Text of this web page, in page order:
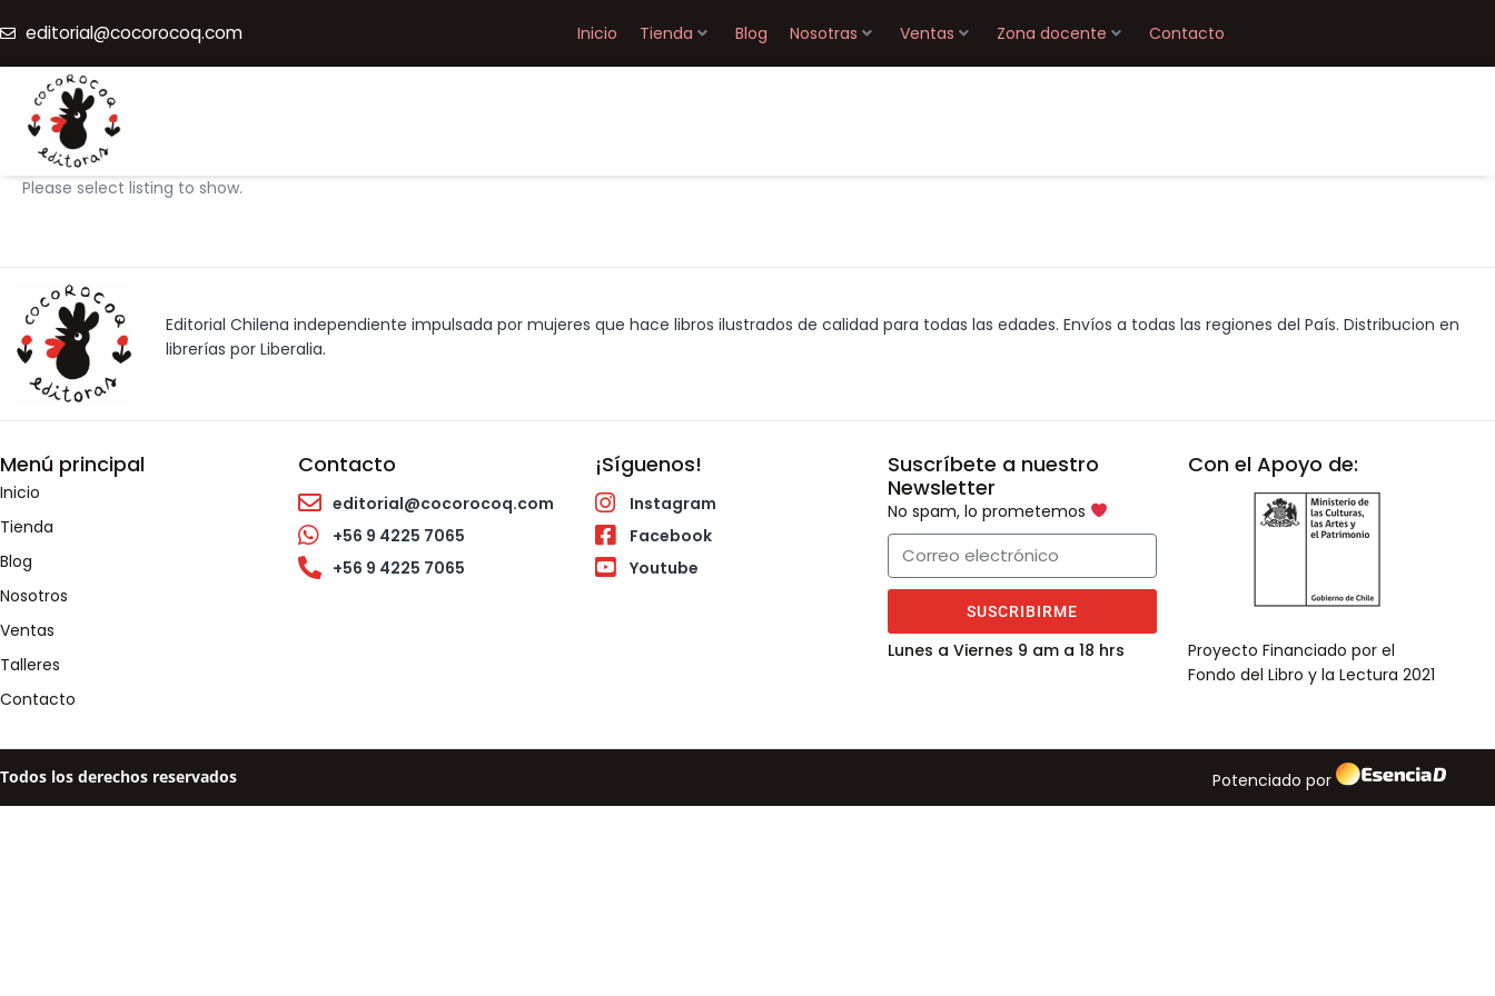
editorial@cocorocoq.com Inicio Tienda Blog Nosotras Ventas Zona docente Contacto
Please select listing to show.
Editorial Chilena independiente impulsada por mujeres que hace libros ilustrados de calidad para todas las edades. Envíos a todas las regiones del País. Distribucion en
librerías por Liberalia.
Menú principal
Inicio
Tienda
Blog
Nosotros
Ventas
Talleres
Contacto
Contacto
editorial@cocorocoq.com
+56 9 4225 7065
+56 9 4225 7065
¡Síguenos!
Instagram
Facebook
Youtube
Suscríbete a nuestro
Newsletter
No spam, lo prometemos
SUSCRIBIRME
Lunes a Viernes 9 am a 18 hrs
Con el Apoyo de:
Proyecto Financiado por el
Fondo del Libro y la Lectura 2021
Todos los derechos reservados Potenciado por